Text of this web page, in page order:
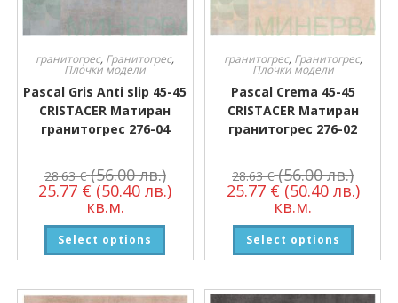
гранитогрес, Гранитогрес,
Плочки модели
Pascal Gris Anti slip 45-45
CRISTACER Матиран
гранитогрес 276-04
28.63€ (56.00 лв.)
25.77 € (50.40 лв.)
кв.м.
Select options
гранитогрес, Гранитогрес,
Плочки модели
Pascal Crema 45-45
CRISTACER Матиран
гранитогрес 276-02
28.63€ (56.00 лв.)
25.77 € (50.40 лв.)
кв.м.
Select options